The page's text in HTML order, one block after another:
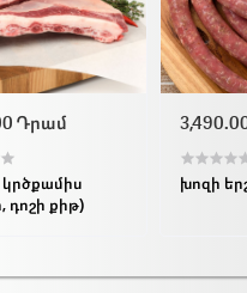
Դրամ
դոշի քիթ)
խոզի